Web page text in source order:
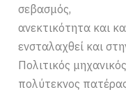
σεβασμός,
ανεκτικότητα και
ενσταλαχθεί και
Πολιτικός
πολύτεκνος